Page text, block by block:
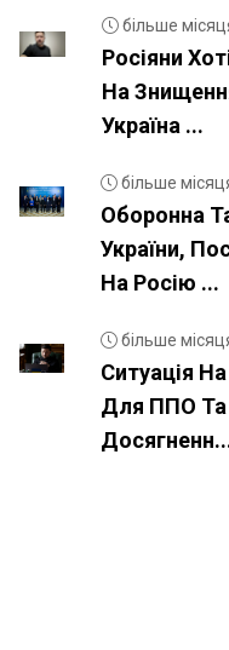
більше
Росіяни
На
Україна ...
більше
Оборонна
України,
На Росію ...
більше
Ситуація
Для ППО Та